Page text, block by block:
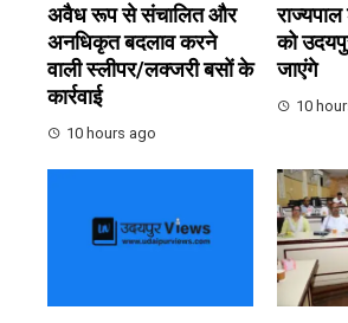
अवैध रूप से संचालित और
अनधिकृत बदलाव करने
वाली स्लीपर/लक्जरी बसों के
कार्रवाई
10 hours ago
को
जाएंगे
10